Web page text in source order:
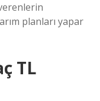
planları yapar
TL